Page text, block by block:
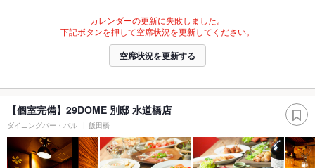
カレンダーの更新に失敗しました。
下記ボタンを押して空席状況を更新してください。
空席状況を更新する
【個室完備】29DOME 別邸 水道橋店
ダイニングバー・バル 飯田橋